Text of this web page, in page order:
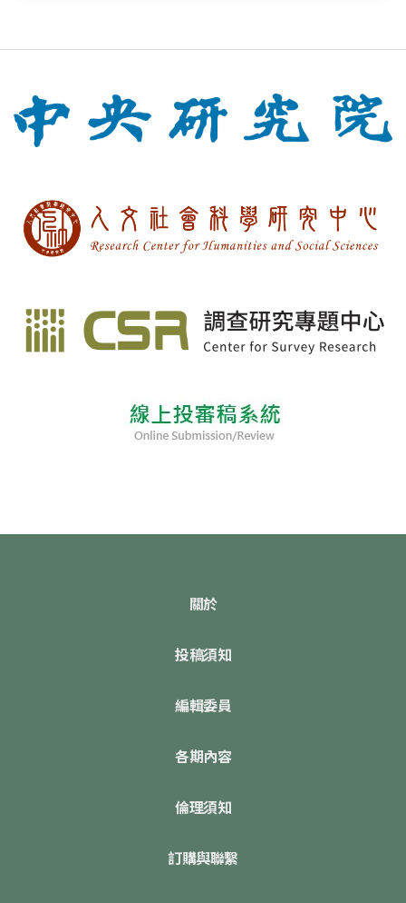
關於
投稿須知
編輯委員
各期內容
倫理須知
訂購與聯繫